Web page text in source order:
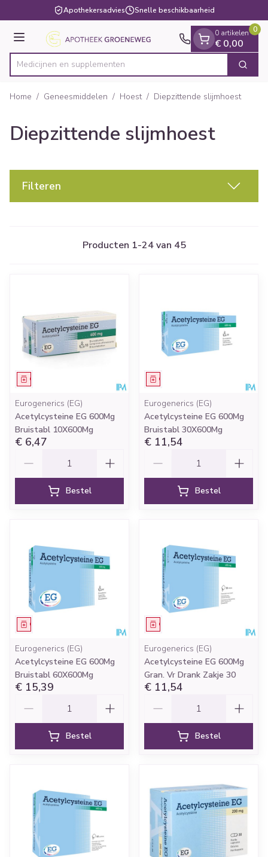
Ga naar de inhoudApothekersadvies Snelle beschikbaarheid
Menu
Product, merk, categorie...
Medici Zoek
0 artikelen
€ 0,00
0
Home / Geneesmiddelen / Hoest / Diepzittende slijmhoest
Diepzittende slijmhoest
Filteren
Producten 1-24van 45
Geneesmiddel
Eurogenerics (EG)
Acetylcysteine EG 600Mg
Bruistabl 10X600Mg
€ 6,47
Bestel
Geneesmiddel
Eurogenerics (EG)
Acetylcysteine EG 600Mg
Bruistabl 30X600Mg
€ 11,54
Bestel
Geneesmiddel
Eurogenerics (EG)
Acetylcysteine EG 600Mg
Bruistabl 60X600Mg
€ 15,39
Bestel
Geneesmiddel
Eurogenerics (EG)
Acetylcysteine EG 600Mg
Gran. Vr Drank Zakje 30
€ 11,54
Bestel